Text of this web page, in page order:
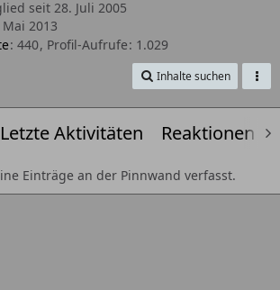
seit 28. Juli 2005
2013
440 Profil-Aufrufe 1.029
Inhalte suchen
Letzte Aktivitäten Reaktionen
Einträge an der Pinnwand verfasst.